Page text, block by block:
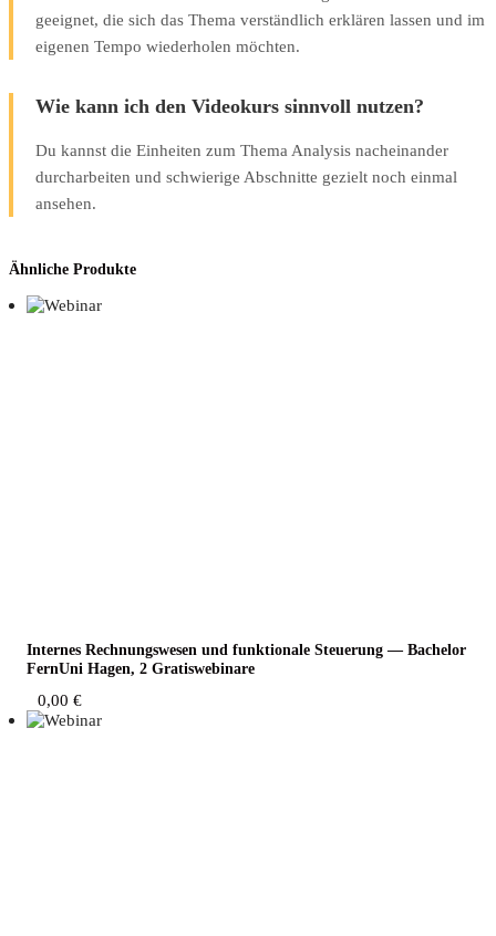
geeignet, die sich das Thema verständlich erklären lassen und im
eigenen Tempo wiederholen möchten.
Wie kann ich den Videokurs sinnvoll nutzen?
Du kannst die Einheiten zum Thema Analysis nacheinander
durcharbeiten und schwierige Abschnitte gezielt noch einmal
ansehen.
Ähnliche Produkte
Inter­nes Rech­nungs­we­sen und funk­tio­na­le Steue­rung — Bache­lor
Fern­Uni Hagen, 2 Gratiswebinare
0,00 €